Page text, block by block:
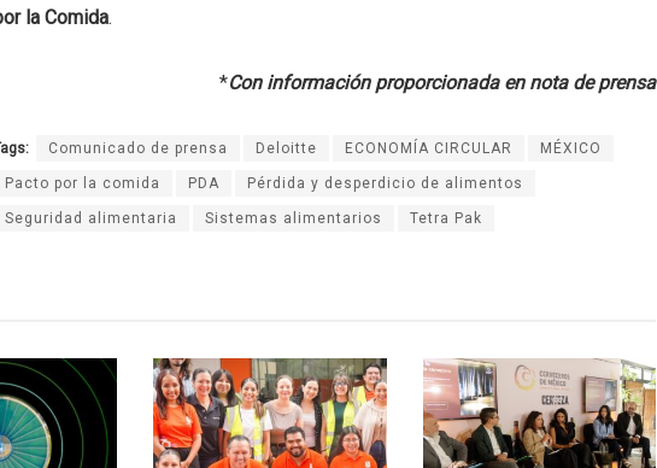
la Comida.
*Con información proporcionada en nota de prensa
Comunicado de prensa Deloitte ECONOMÍA CIRCULAR MÉXICO
Pacto por la comida PDA Pérdida y desperdicio de alimentos
Seguridad alimentaria Sistemas alimentarios Tetra Pak